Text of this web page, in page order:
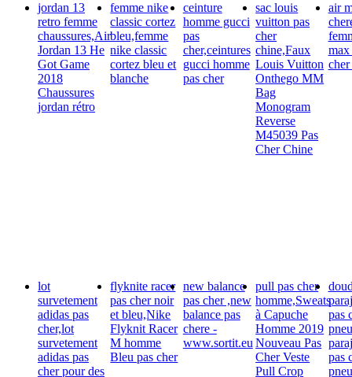
jordan 13
retro femme
chaussures,Air
Jordan 13 He
Got Game
2018
Chaussures
jordan rétro
femme nike
classic cortez
bleu,femme
nike classic
cortez bleu et
blanche
ceinture
homme gucci
pas
cher,ceintures
gucci homme
pas cher
sac louis
vuitton pas
cher
chine,Faux
Louis Vuitton
Onthego MM
Bag
Monogram
Reverse
M45039 Pas
Cher Chine
air
max
cher
lot
survetement
adidas pas
cher,lot
survetement
adidas pas
cher pour des
flyknite racer
pas cher noir
et bleu,Nike
Flyknit Racer
M homme
Bleu pas cher
new balance
pas cher ,new
balance pas
chere -
www.sortit.eu
pull pas cher
homme,Sweats
à Capuche
Homme 2019
Nouveau Pas
Cher Veste
Pull Crop
pas
pas
pneu